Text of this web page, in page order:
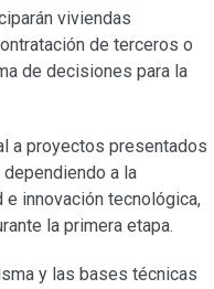
viviendas
de terceros o
de decisiones para la
a proyectos presentados
a la
innovación tecnológica,
la primera etapa.
y las bases técnicas